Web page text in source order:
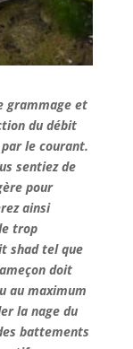
grammage et
du débit
le courant.
sentiez de
pour
ainsi
trop
shad tel que
doit
au maximum
la nage du
battements